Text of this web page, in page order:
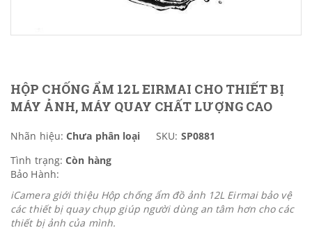
HỘP CHỐNG ẨM 12L EIRMAI CHO THIẾT BỊ
MÁY ẢNH, MÁY QUAY CHẤT LƯỢNG CAO
Nhãn hiệu: Chưa phân loại SKU: SP0881
Tình trạng: Còn hàng
Bảo Hành:
iCamera giới thiệu Hộp chống ẩm đồ ảnh 12L Eirmai bảo vệ
các thiết bị quay chụp giúp người dùng an tâm hơn cho các
thiết bị ảnh của mình.